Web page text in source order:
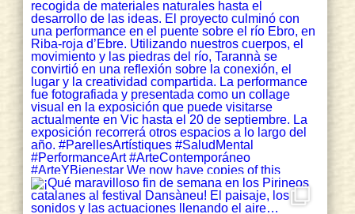
Lo Pati Centre d'Art @centreartlopati
27 Nov 2024
#FESTIVAL #FEMMEINARTS
💜 Espectacles, projeccions, concerts,
performances, debats... diumenge vam
tancar el 'Femme in arts' 2024 en una
edició marcada pensament crític i la
filosofia.
🎞@PereAyusoFilms
🎥 Vídeo complet:
https://vimeo.com/1033792851
📲 +info:http://lopati.cat